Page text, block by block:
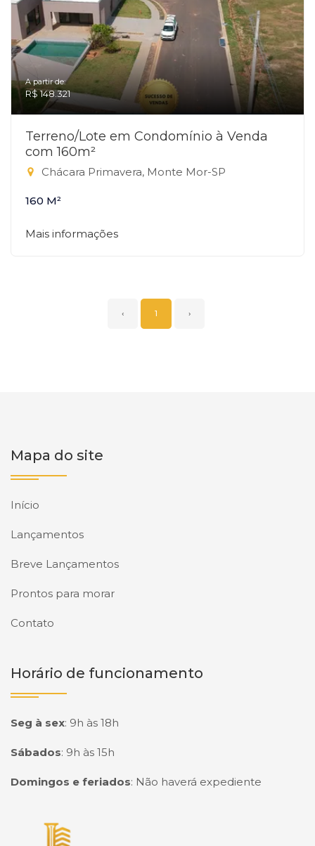
A partir de:
R$ 148.321
Terreno/Lote em Condomínio à Venda
com 160m²
Chácara Primavera, Monte Mor-SP
160 M²
Mais informações
‹ 1 ›
Mapa do site
Início
Lançamentos
Breve Lançamentos
Prontos para morar
Contato
Horário de funcionamento
Seg à sex: 9h às 18h
Sábados: 9h às 15h
Domingos e feriados: Não haverá expediente
Página inicial